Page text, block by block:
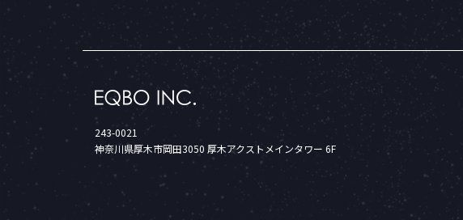
243-0021
神奈川県厚木市岡田3050 厚木アクストメインタワー 6F